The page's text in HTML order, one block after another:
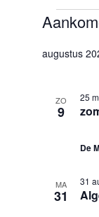
een
augustus
ZO
9
25
De
MA
31
31